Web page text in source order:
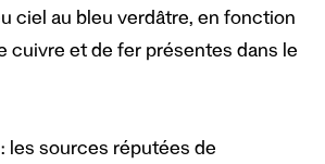
ciel au bleu verdâtre, en fonction
cuivre et de fer présentes dans le
les sources réputées de